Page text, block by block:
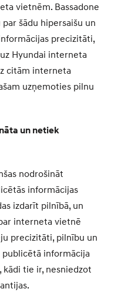
vietnēm. Bassadone
šādu hipersaišu un
precizitāti,
Hyundai interneta
citām interneta
uzņemoties pilnu
un netiek
nodrošināt
informācijas
izdarīt pilnībā, un
interneta vietnē
precizitāti, pilnību un
informācija
tie ir, nesniedzot